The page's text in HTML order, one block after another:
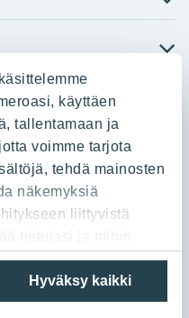
käsittelemme
käyttäen
tallentamaan ja
voimme tarjota
tehdä mainosten
näkemyksiä
liittyvistä
tietojasi ja mihin
seuraavia:
Hyväksy kaikki